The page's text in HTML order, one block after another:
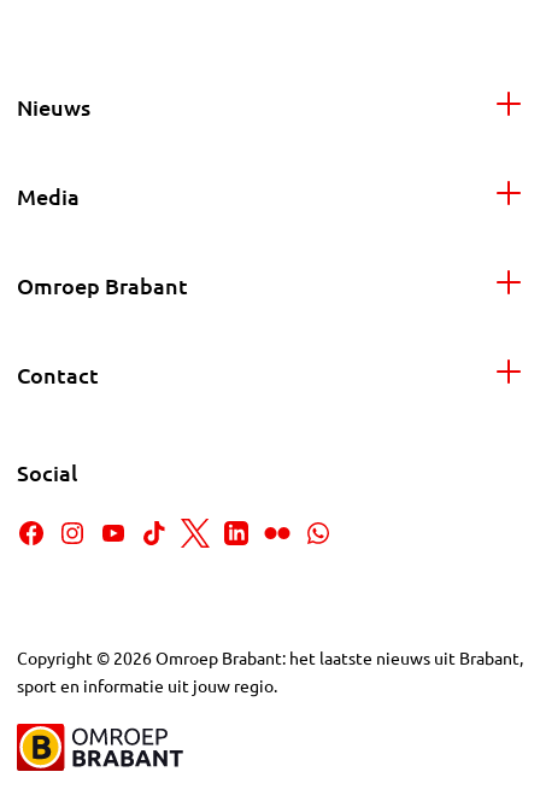
Nieuws
Media
Omroep Brabant
Contact
Social
Copyright © 2026Omroep Brabant: het laatste nieuws uit Brabant,
sport en informatie uit jouw regio.